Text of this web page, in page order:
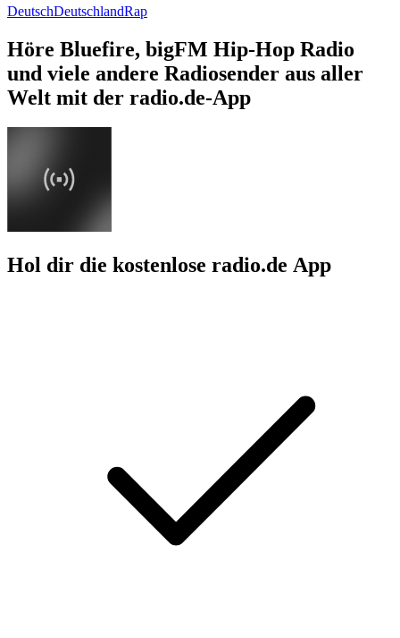
DeutschDeutschlandRap
Höre Bluefire, bigFM Hip-Hop Radio
und viele andere Radiosender aus aller
Welt mit der radio.de-App
Hol dir die kostenlose radio.de App